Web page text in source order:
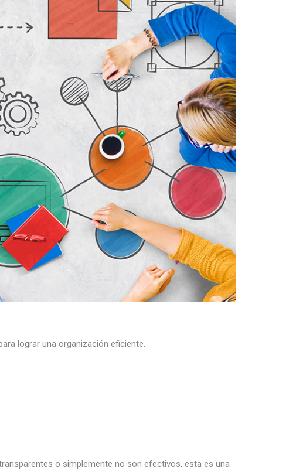
lograr una organización eficiente.
o simplemente no son efectivos, esta es una